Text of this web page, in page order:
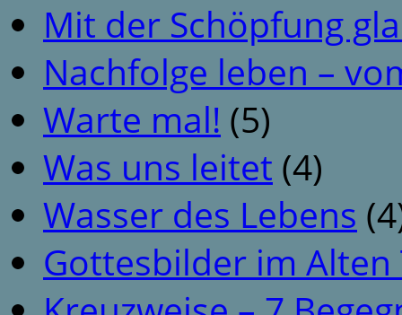
Mit der Schöpfung
Nachfolge leben –
Warte mal! (5)
Was uns leitet (4)
Wasser des Lebens
Gottesbilder im